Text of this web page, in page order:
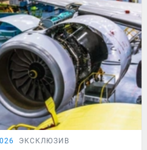
ЭКСКЛЮЗИВ